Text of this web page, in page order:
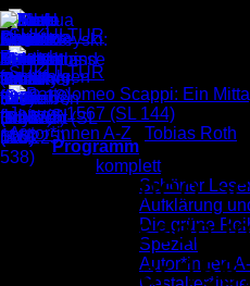
Zum
Inhalt
springen
Programm
komplett
Schöner
Aufklärung
Die grüne
Spezial
Autor*innen
Autor*innen A-Z Tobias Roth
Bartolomeo
Mittagessen
17. Januar